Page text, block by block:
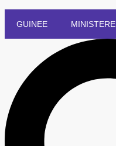
GUINEE MINISTERE